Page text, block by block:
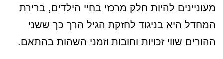
מעוניינים להיות חלק מרכזי בחיי הילדים, ברירת
המחדל היא בניגוד לחזקת הגיל הרך כך ששני
ההורים שווי זכויות וחובות וזמני השהות בהתאם.